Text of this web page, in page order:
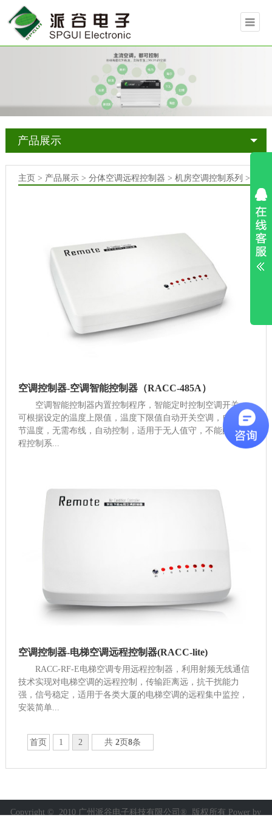
产品展示
主页 > 产品展示> 分体空调远程控制器 > 机房空调控制系列 >
空调控制器-空调智能控制器（RACC-485A）
空调智能控制器内置控制程序，智能定时控制空调开关，
可根据设定的温度上限值，温度下限值自动开关空调，自动调
节温度，无需布线，自动控制，适用于无人值守，不能配备远
程控制系...
空调控制器-电梯空调远程控制器(RACC-lite)
RACC-RF-E电梯空调专用远程控制器，利用射频无线通信
技术实现对电梯空调的远程控制，传输距离远，抗干扰能力
强，信号稳定，适用于各类大厦的电梯空调的远程集中监控，
安装简单...
首页 1 2 共 2页 8条
Copyright © 2010 广州派谷电子科技有限公司® 版权所有 Power by